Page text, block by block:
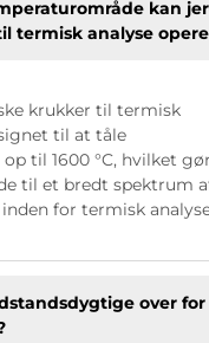
kan
termisk analyse
krukker til termisk
til at tåle
til 1600 °C, hvilket gør
til et bredt spektrum
for termisk
over for